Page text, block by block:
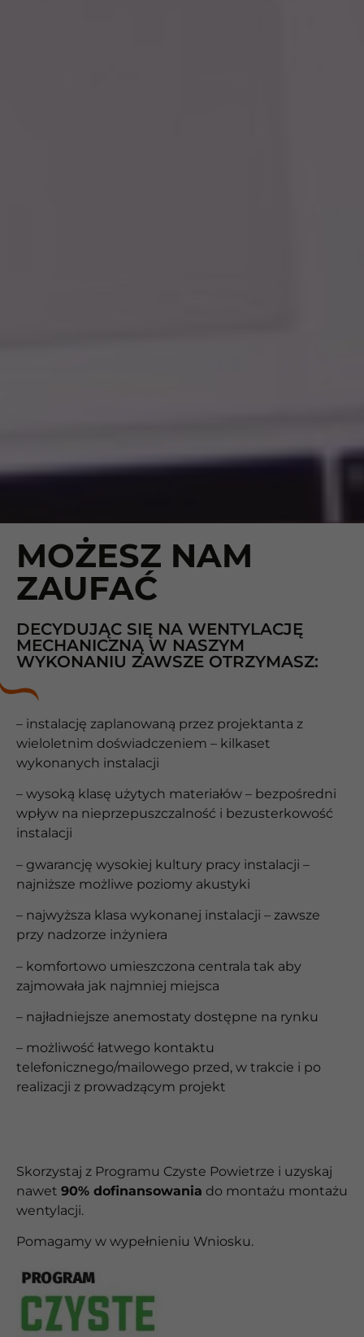
MOŻESZ NAM
ZAUFAĆ
DECYDUJĄC SIĘ NA WENTYLACJĘ
MECHANICZNĄ W NASZYM
WYKONANIU ZAWSZE OTRZYMASZ:
– instalację zaplanowaną przez projektanta z
wieloletnim doświadczeniem – kilkaset
wykonanych instalacji
– wysoką klasę użytych materiałów – bezpośredni
wpływ na nieprzepuszczalność i bezusterkowość
instalacji
– gwarancję wysokiej kultury pracy instalacji –
najniższe możliwe poziomy akustyki
– najwyższa klasa wykonanej instalacji – zawsze
przy nadzorze inżyniera
– komfortowo umieszczona centrala tak aby
zajmowała jak najmniej miejsca
– najładniejsze anemostaty dostępne na rynku
– możliwość łatwego kontaktu
telefonicznego/mailowego przed, w trakcie i po
realizacji z prowadzącym projekt
Skorzystaj z Programu Czyste Powietrze i uzyskaj
nawet 90% dofinansowania do montażu montażu
wentylacji.
Pomagamy w wypełnieniu Wniosku.